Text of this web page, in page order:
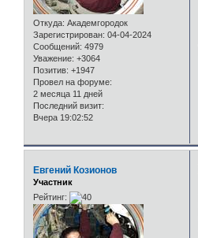
Откуда: Академгородок
Зарегистрирован: 04-04-2024
Сообщений: 4979
Уважение: +3064
Позитив: +1947
Провел на форуме:
2 месяца 11 дней
Последний визит:
Вчера 19:02:52
Евгений Козионов
Участник
Рейтинг: